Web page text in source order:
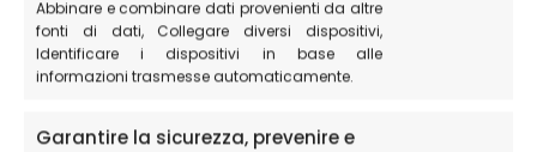
Abbinare e combinare dati provenienti da altre
fonti di dati, Collegare diversi dispositivi,
Identificare i dispositivi in base alle
informazioni trasmesse automaticamente.
Garantire la sicurezza, prevenire e
La Cascata delle Marmore
Spoleto, la città medievale
Assisi e il Santuario di San Francesco
Il lago di Fiastra